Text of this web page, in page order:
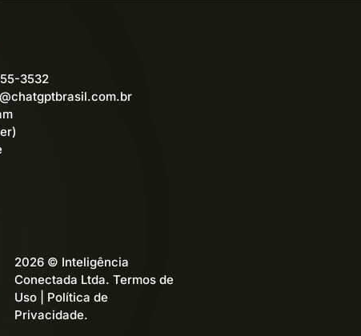
3532
2026 © Inteligência
Conectada Ltda. Termos de
Uso
Política de
Privacidade.